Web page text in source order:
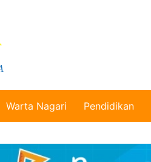
Warta Nagari Pendidikan